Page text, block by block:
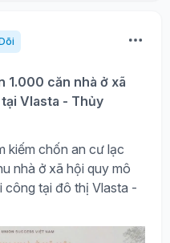
1.000 căn nhà ở xã
Vlasta - Thủy
kiếm chốn an cư lạc
nhà ở xã hội quy mô
công tại đô thị Vlasta -